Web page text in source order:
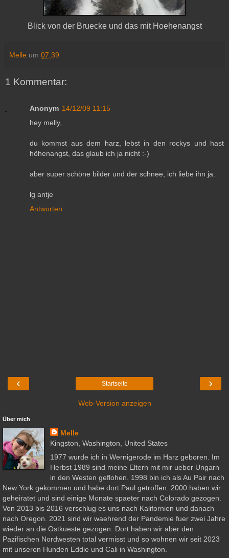
Blick von der Bruecke und das mit Hoehenangst
Melle um 07:39
1 Kommentar:
Anonym 14/12/09 11:15
hey melly,
du kommst aus dem harz, lebst in den rockys und hast
höhenangst, das glaub ich ja nicht :-)
aber super schöne bilder und der schnee, ich liebe ihn ja.
lg antje
Antworten
‹ ›
Startseite
Web-Version anzeigen
Über mich
Melle
Kingston, Washington, United States
1977 wurde ich in Wernigerode im Harz geboren. Im
Herbst 1989 sind meine Eltern mit mir ueber Ungarn
in den Westen geflohen. 1998 bin ich als Au Pair nach
New York gekommen und habe dort Paul getroffen. 2000 haben wir
geheiratet und sind einige Monate spaeter nach Colorado gezogen.
Von 2013 bis 2016 verschlug es uns nach Kalifornien und danach
nach Oregon. 2021 sind wir waehrend der Pandemie fuer zwei Jahre
wieder an die Ostkueste gezogen. Dort haben wir aber den
Pazifischen Nordwesten total vermisst und so wohnen wir seit 2023
mit unseren Hunden Eddie und Cali in Washington.